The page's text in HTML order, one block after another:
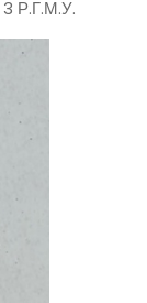
Р.Г.М.У.